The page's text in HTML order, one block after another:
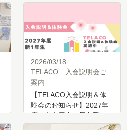
2026/03/18
TELACO 入会説明会ご
案内
【TELACO入会説明＆体
験会のお知らせ】2027年
度 名古屋市・長久手
市…